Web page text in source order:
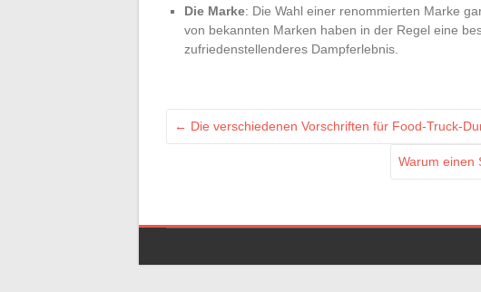
Die Marke: Die Wahl einer renommierten Marke
von bekannten Marken haben in der Regel eine
zufriedenstellenderes Dampferlebnis.
← Die verschiedenen Vorschriften für Food-Truck-
Warum einen